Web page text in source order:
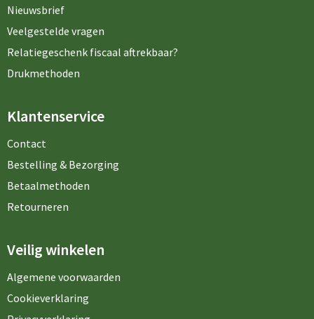
Nieuwsbrief
Veelgestelde vragen
Relatiegeschenk fiscaal aftrekbaar?
Drukmethoden
Klantenservice
Contact
Bestelling & Bezorging
Betaalmethoden
Retourneren
Veilig winkelen
Algemene voorwaarden
Cookieverklaring